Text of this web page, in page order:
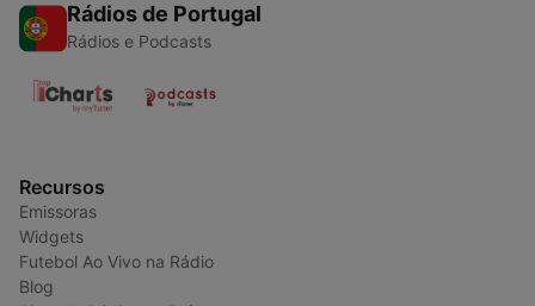
Rádios de Portugal
Rádios e Podcasts
Recursos
Emissoras
Widgets
Futebol Ao Vivo na Rádio
Blog